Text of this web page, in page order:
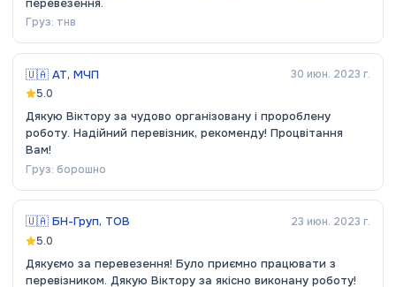
Груз: тнв
🇺🇦 АТ, МЧП
30 июн. 2023 г.
5.0
Дякую Віктору за чудово організовану і пророблену
роботу. Надійний перевізник, рекоменду! Процвітання
Вам!
Груз: борошно
🇺🇦 БН-Груп, ТОВ
23 июн. 2023 г.
5.0
Дякуємо за перевезення! Було приємно працювати з
перевізником. Дякую Віктору за якісно виконану роботу!